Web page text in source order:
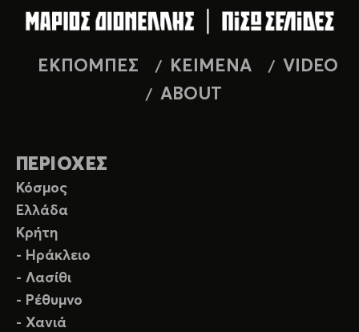
ΕΚΠΟΜΠΕΣ ΚΕΙΜΕΝΑ
VIDEO
ABOUT
ΠΕΡΙΟΧΕΣ
Κόσμος
Ελλάδα
Κρήτη
- Ηράκλειο
- Λασίθι
- Ρέθυμνο
- Χανιά